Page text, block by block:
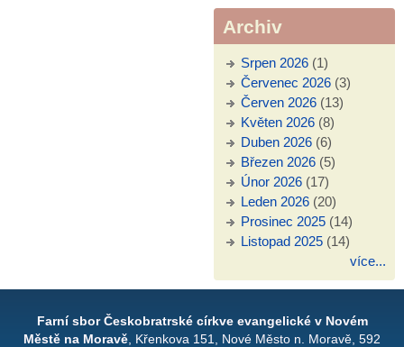
Archiv
Srpen 2026(1)
Červenec 2026(3)
Červen 2026(13)
Květen 2026(8)
Duben 2026(6)
Březen 2026(5)
Únor 2026(17)
Leden 2026(20)
Prosinec 2025(14)
Listopad 2025(14)
více...
Farní sbor Českobratrské církve evangelické v Novém
Městě na Moravě , Křenkova 151, Nové Město n. Moravě, 592